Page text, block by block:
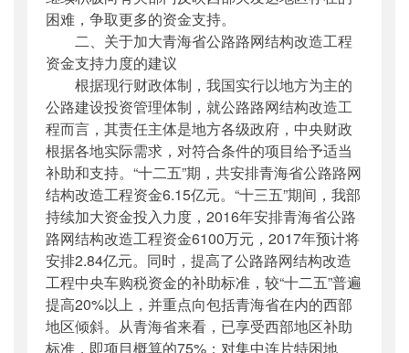
困难，争取更多的资金支持。
二、关于加大青海省公路路网结构改造工程
资金支持力度的建议
根据现行财政体制，我国实行以地方为主的
公路建设投资管理体制，就公路路网结构改造工
程而言，其责任主体是地方各级政府，中央财政
根据各地实际需求，对符合条件的项目给予适当
补助和支持。“十二五”期，共安排青海省公路路网
结构改造工程资金6.15亿元。“十三五”期间，我部
持续加大资金投入力度，2016年安排青海省公路
路网结构改造工程资金6100万元，2017年预计将
安排2.84亿元。同时，提高了公路路网结构改造
工程中央车购税资金的补助标准，较“十二五”普遍
提高20%以上，并重点向包括青海省在内的西部
地区倾斜。从青海省来看，已享受西部地区补助
标准，即项目概算的75%；对集中连片特困地